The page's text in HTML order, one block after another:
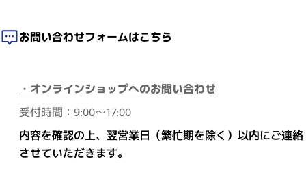
お問い合わせフォームはこちら
・オンラインショップへのお問い合わせ
受付時間：9:00～17:00
内容を確認の上、翌営業日（繁忙期を除く）以内にご連絡
させていただきます。